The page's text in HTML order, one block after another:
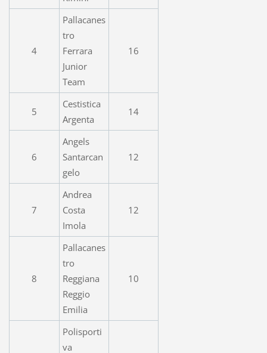
4
Pallacanes
tro
Ferrara
Junior
Team
16
5
Cestistica
Argenta
14
6
Angels
Santarcan
gelo
12
7
Andrea
Costa
Imola
12
8
Pallacanes
tro
Reggiana
Reggio
Emilia
10
Polisporti
va